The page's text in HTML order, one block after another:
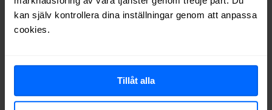
kan själv kontrollera dina inställningar genom att anpassa
cookies.
Tillåt alla